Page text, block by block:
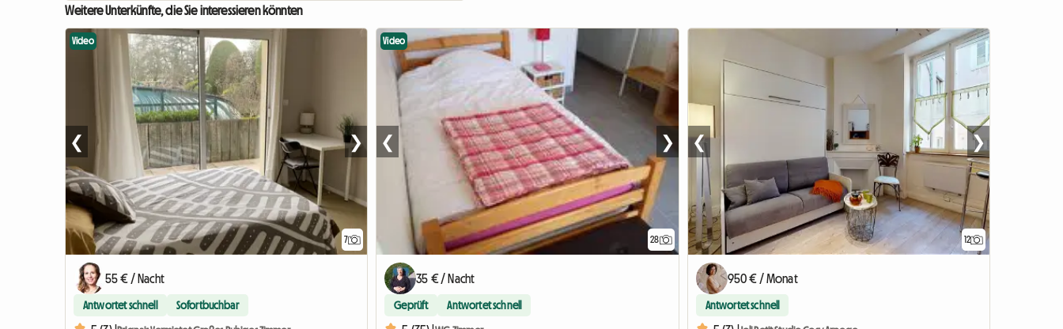
Weitere Unterkünfte, die Sie interessieren könnten
7
Video
❮ ❯
55 € / Nacht
Antwortet schnell Sofortbuchbar
28
Video
❮ ❯
35 € / Nacht
Geprüft Antwortet schnell
12
❮ ❯
950 € / Monat
Antwortet schnell